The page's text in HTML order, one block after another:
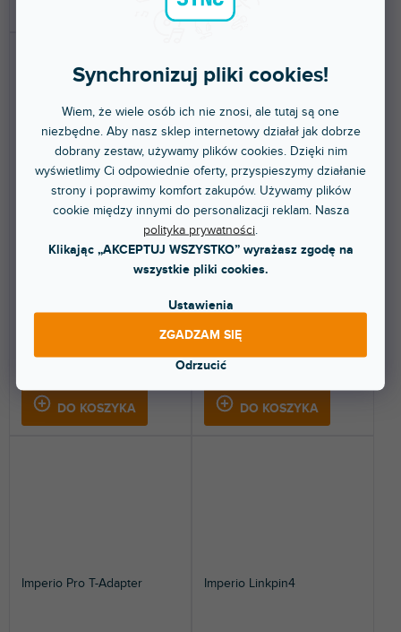
Synchronizuj pliki cookies!
Wiem, że wiele osób ich nie znosi, ale tutaj są one
niezbędne. Aby nasz sklep internetowy działał jak dobrze
dobrany zestaw, używamy plików cookies. Dzięki nim
wyświetlimy Ci odpowiednie oferty, przyspieszymy działanie
strony i poprawimy komfort zakupów. Używamy plików
cookie między innymi do personalizacji reklam. Nasza
polityka prywatności
Klikając „AKCEPTUJ WSZYSTKO” wyrażasz zgodę na
wszystkie pliki cookies.
Ustawienia
Odrzucić
ZGADZAM SIĘ
BEZPŁATNA WYSYŁKA
Akro ATC328 Cart
DO KOSZYKA
Akro ASB218 Stabilizator do
ATS218
Do 3 dni
1 059 zł
DO KOSZYKA
Zestaw dwóch drążków
subwoofera Avante ATS218....
Imperio Pro T-Adapter Imperio Linkpin4